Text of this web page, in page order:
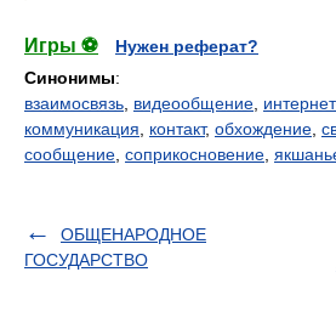
Игры ⚽
Нужен реферат?
Синонимы:
взаимосвязь видеообщение
коммуникация
контакт, обхождение
сообщение соприкосновение
ОБЩЕНАРОДНОЕ
ГОСУДАРСТВО